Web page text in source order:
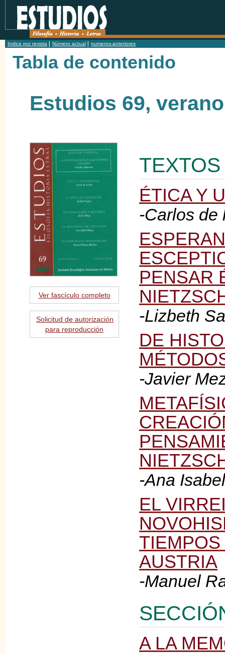
Indice por revista Número actual numeros-anteriores
Tabla de contenido
Estudios 69,
Ver fascículo completo
Solicitud de autorización
para reproducción
TEXTOS
ÉTICA Y
-Carlos de
PENSAR
-Lizbeth
DE
-Javier
-Ana
EL
AUSTRIA
-Manuel
A LA